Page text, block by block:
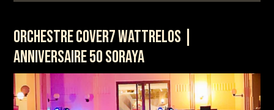
ORCHESTRE COVER7 WATTRELOS |
ANNIVERSAIRE 50 SORAYA